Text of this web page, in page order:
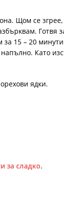
Щом се
Готвя
15 – 20
Като
ядки.
за сладко.